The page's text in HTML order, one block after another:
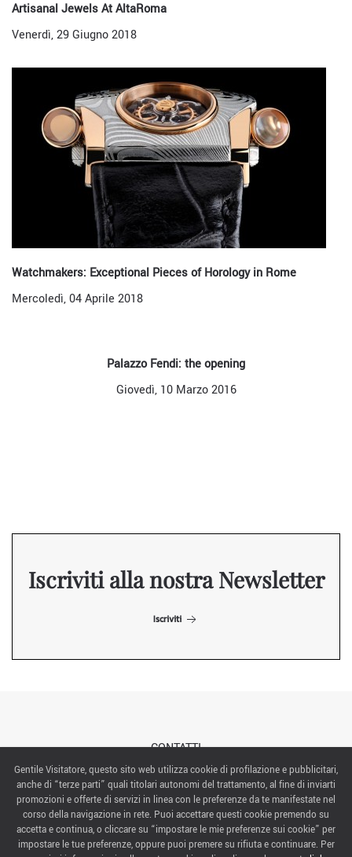
Artisanal Jewels At AltaRoma
Venerdì, 29 Giugno 2018
Watchmakers: Exceptional Pieces of Horology in Rome
Mercoledì, 04 Aprile 2018
Palazzo Fendi: the opening
Giovedì, 10 Marzo 2016
Iscriviti alla nostra Newsletter
Iscriviti
CONTATTI
ABOUT US
ITALIAN EXHIBITION GROUP SpA All rights reserved
Via Emilia 155, 47921 Rimini,
CF/PI 00139440408, Registro Imprese: Rimini P.I e n. Reg. Imprese 00139440408, Capitale Sociale
Gentile Visitatore, questo sito web utilizza cookie di profilazione e pubblicitari,
anche di “terze parti” quali titolari autonomi del trattamento, al fine di inviarti
promozioni e offerte di servizi in linea con le preferenze da te manifestate nel
corso della navigazione in rete. Puoi accettare questi cookie premendo su
accetta e continua, o cliccare su “impostare le mie preferenze sui cookie” per
impostare le tue preferenze, oppure puoi premere su rifiuta e continuare. Per